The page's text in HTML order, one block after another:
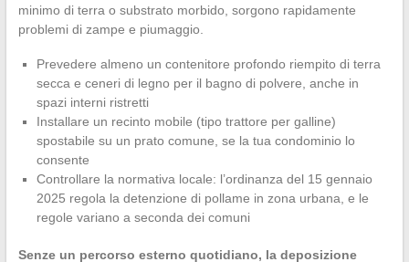
minimo di terra o substrato morbido, sorgono rapidamente
problemi di zampe e piumaggio.
Prevedere almeno un contenitore profondo riempito di terra
secca e ceneri di legno per il bagno di polvere, anche in
spazi interni ristretti
Installare un recinto mobile (tipo trattore per galline)
spostabile su un prato comune, se la tua condominio lo
consente
Controllare la normativa locale: l’ordinanza del 15 gennaio
2025 regola la detenzione di pollame in zona urbana, e le
regole variano a seconda dei comuni
Senze un percorso esterno quotidiano, la deposizione